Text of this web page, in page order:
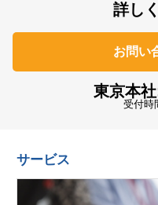
詳し
お問い
東京本
受付
サービス